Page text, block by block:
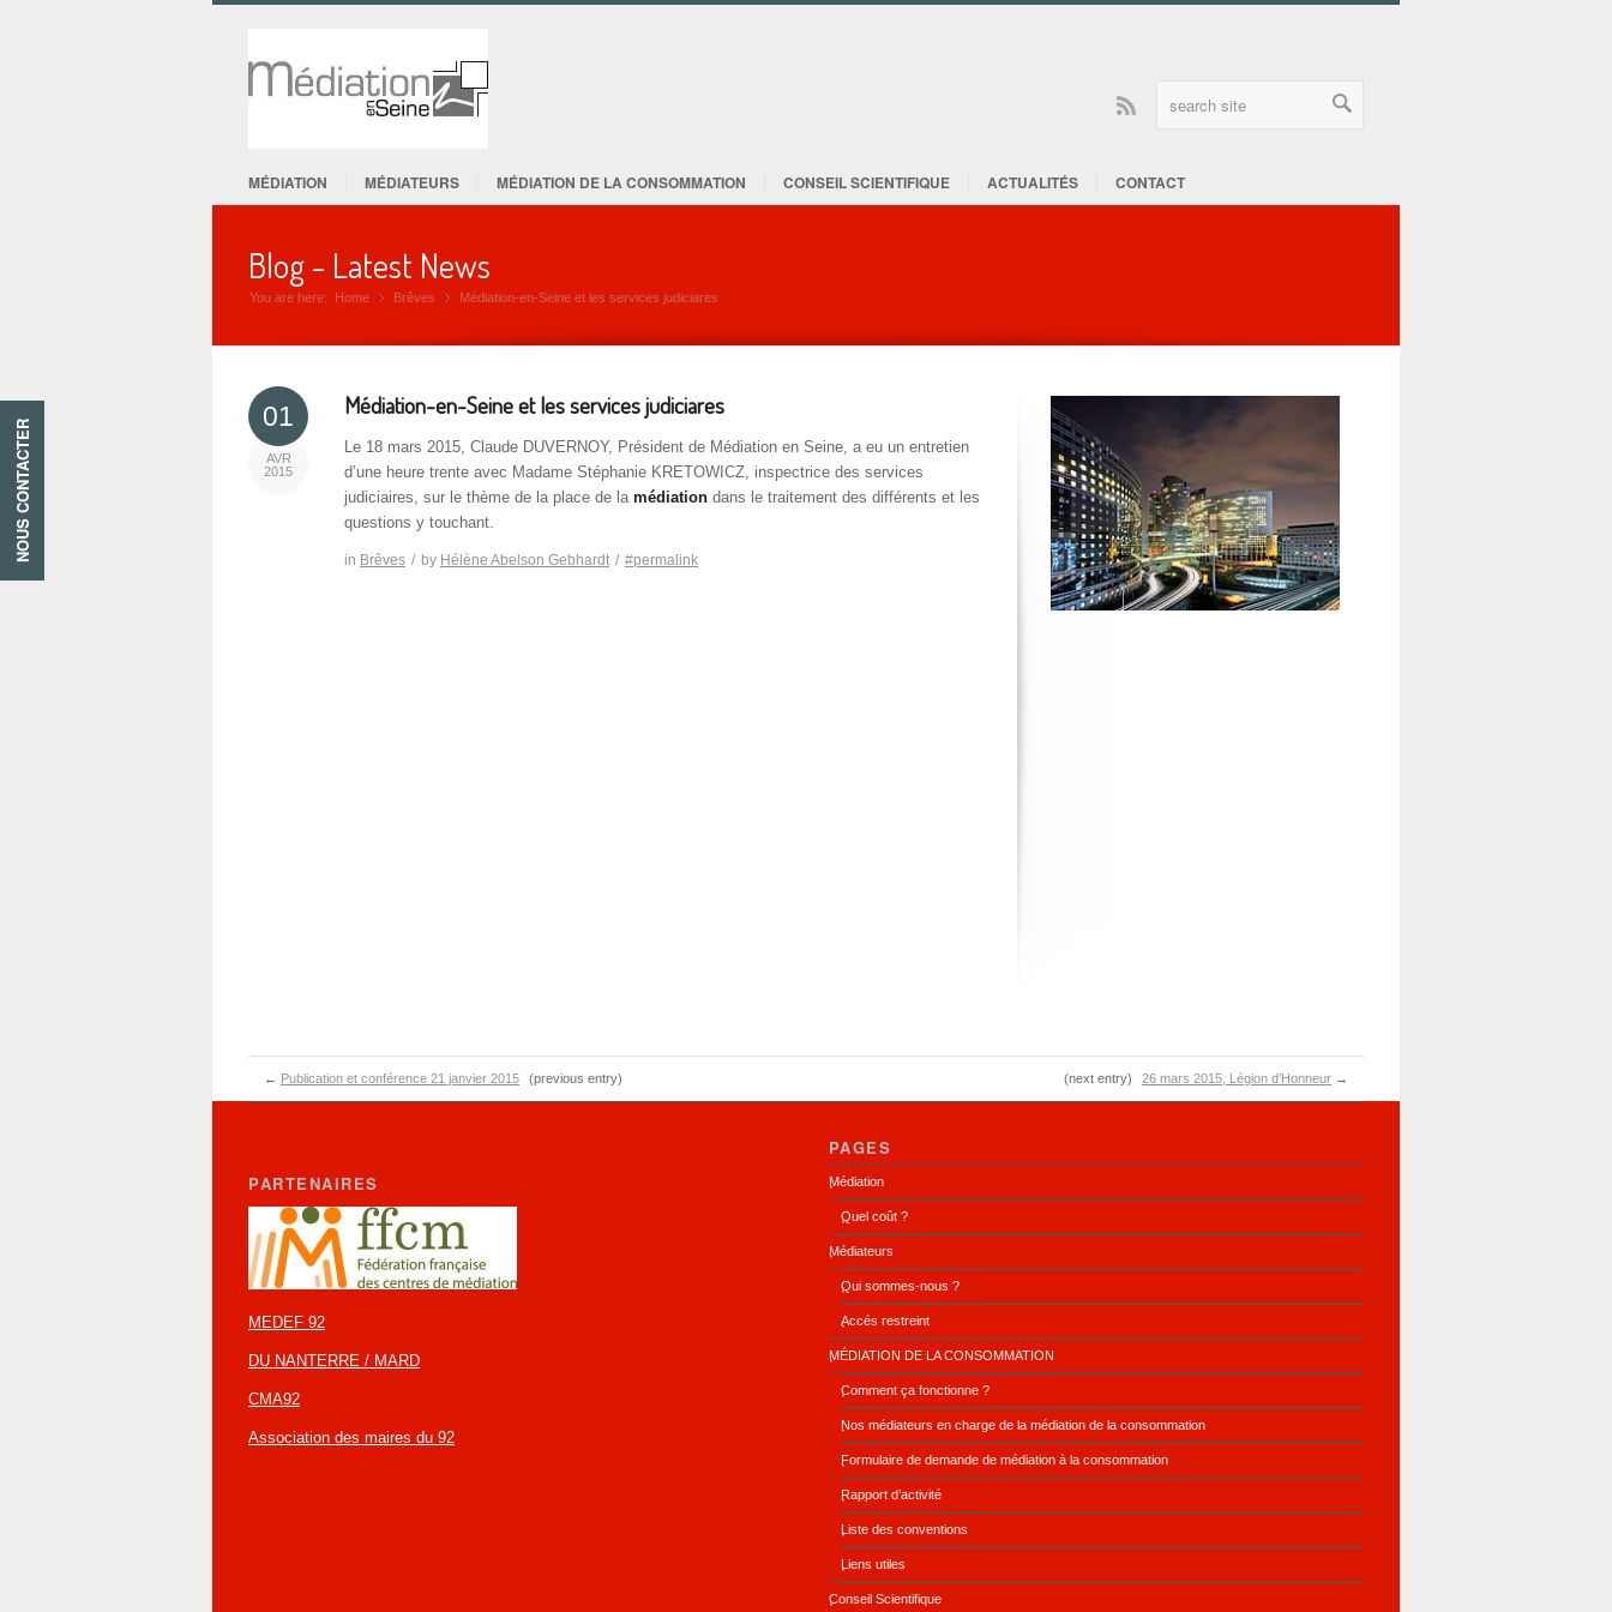
NOUS CONTACTER
MÉDIATION MÉDIATEURS MÉDIATION DE LA CONSOMMATION CONSEIL SCIENTIFIQUE ACTUALITÉS CONTACT
Rss
Blog - Latest News
You are here: Home »
Brêves »
Médiation-en-Seine et les services judiciares
01
AVR
2015
Médiation-en-Seine et les services judiciares
Le 18 mars 2015, Claude DUVERNOY, Président de Médiation en Seine, a eu un entretien
d’une heure trente avec Madame Stéphanie KRETOWICZ, inspectrice des services
judiciaires, sur le thème de la place de la médiation dans le traitement des différents et les
questions y touchant.
in Brêves / by Hélène Abelson Gebhardt / #permalink
← Publication et conférence 21 janvier 2015 (previous entry) (next entry) 26 mars 2015, Légion d’Honneur →
PARTENAIRES
MEDEF 92
DU NANTERRE / MARD
CMA92
Association des maires du 92
PAGES
Médiation
Quel coût ?
Médiateurs
Qui sommes-nous ?
Accés restreint
MÉDIATION DE LA CONSOMMATION
Comment ça fonctionne ?
Nos médiateurs en charge de la médiation de la consommation
Formulaire de demande de médiation à la consommation
Rapport d’activité
Liste des conventions
Liens utiles
Conseil Scientifique